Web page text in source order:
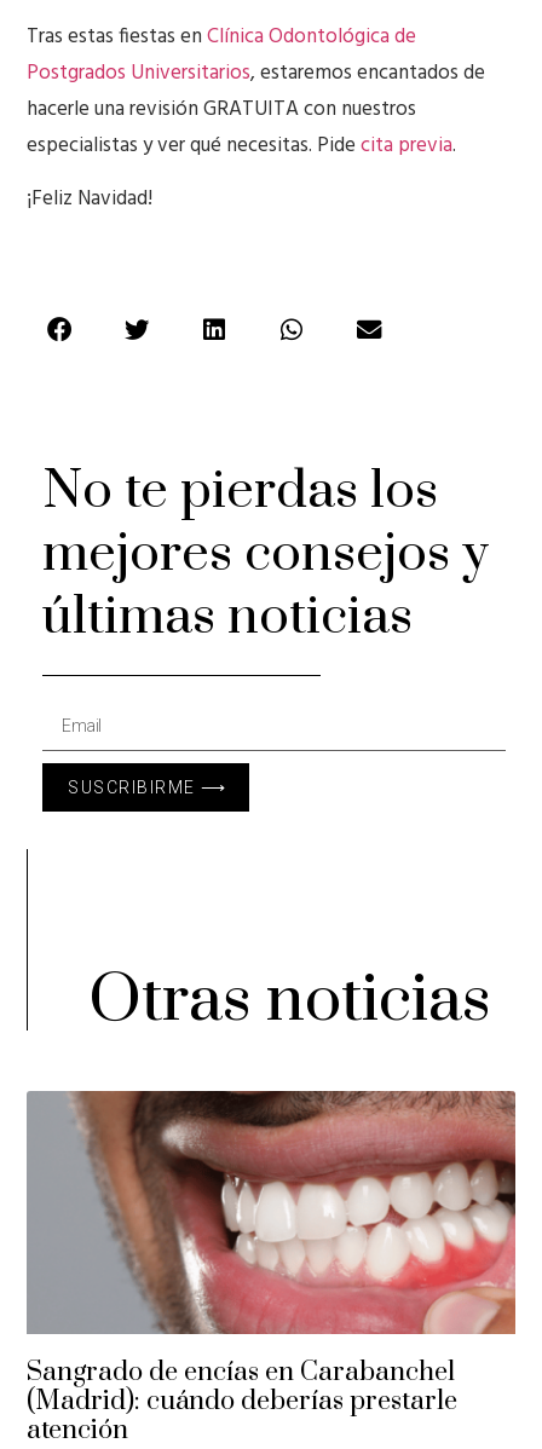
Tras estas fiestas enClínica Odontológica de
Postgrados Universitarios, estaremos encantados de
hacerle una revisión GRATUITA con nuestros
especialistas y ver qué necesitas. Pidecita previa.
¡Feliz Navidad!
No te pierdas los
mejores consejos y
últimas noticias
SUSCRIBIRME ⟶
Otras noticias
Sangrado de encías en Carabanchel
(Madrid): cuándo deberías prestarle
atención